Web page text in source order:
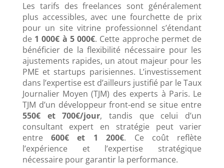
Les tarifs des freelances sont généralement
plus accessibles, avec une fourchette de prix
pour un site vitrine professionnel s’étendant
de 1 000€ à 5 000€. Cette approche permet de
bénéficier de la flexibilité nécessaire pour les
ajustements rapides, un atout majeur pour les
PME et startups parisiennes. L’investissement
dans l’expertise est d’ailleurs justifié par le Taux
Journalier Moyen (TJM) des experts à Paris. Le
TJM d’un développeur front-end se situe entre
550€ et 700€/jour, tandis que celui d’un
consultant expert en stratégie peut varier
entre600€ et 1 200€. Ce coût reflète
l’expérience et l’expertise stratégique
nécessaire pour garantir la performance.